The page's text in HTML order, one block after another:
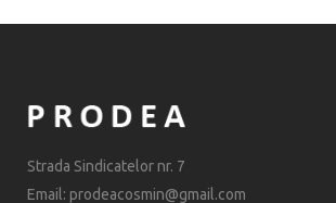
Strada Sindicatelor nr. 7
Email: prodeacosmin@gmail.com